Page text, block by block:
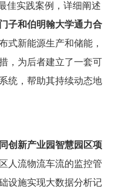
佳实践案例，详细阐述
子和伯明翰大学通力合
式新能源生产和储能，
，为后者建立了一套可
统，帮助其持续动态地
创新产业园智慧园区项
人流物流车流的监控管
设施实现大数据分析记